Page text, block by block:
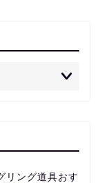
リング道具おす